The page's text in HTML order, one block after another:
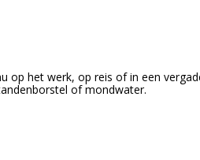
op het werk, op reis of in een
of mondwater.